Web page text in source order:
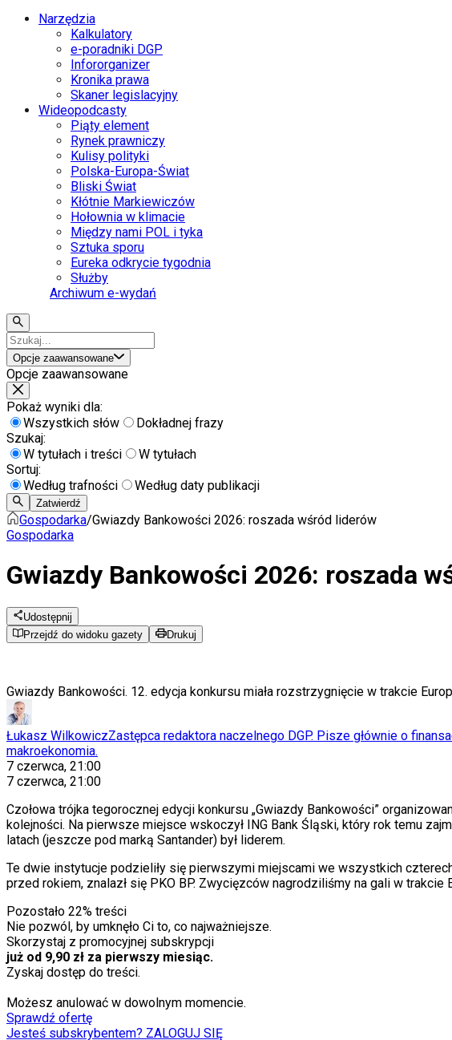
Narzędzia
Kalkulatory
e-poradniki DGP
Infororganizer
Kronika prawa
Skaner legislacyjny
Wideopodcasty
Piąty element
Rynek prawniczy
Kulisy polityki
Polska-Europa-Świat
Bliski Świat
Kłótnie Markiewiczów
Hołownia w klimacie
Między nami POL i tyka
Sztuka sporu
Eureka odkrycie tygodnia
Służby
Archiwum e-wydań
Opcje zaawansowane
Opcje zaawansowane
Pokaż wyniki dla:
Wszystkich słów
Dokładnej frazy
Szukaj:
W tytułach i treści
W tytułach
Sortuj:
Według trafności
Według daty publikacji
Zatwierdź
Gospodarka/Gwiazdy Bankowości 2026: roszada wśród liderów
Gospodarka
Gwiazdy Bankowości 2026: roszada
Udostępnij
Przejdź do widoku gazety
Drukuj
Gwiazdy Bankowości. 12. edycja konkursu miała rozstrzygnięcie w trakcie
Łukasz WilkowiczZastępca redaktora naczelnego DGP. Pisze głównie o
makroekonomia.
7 czerwca, 21:00
7 czerwca, 21:00
Czołowa trójka tegorocznej edycji konkursu „Gwiazdy Bankowości”
kolejności. Na pierwsze miejsce wskoczył ING Bank Śląski, który rok temu
latach (jeszcze pod marką Santander) był liderem.
Te dwie instytucje podzieliły się pierwszymi miejscami we wszystkich
przed rokiem, znalazł się PKO BP. Zwycięzców nagrodziliśmy na gali w
Pozostało 22% treści
Nie pozwól, by umknęło Ci to, co najważniejsze.
Skorzystaj z promocyjnej subskrypcji
już od 9,90 zł za pierwszy miesiąc.
Zyskaj dostęp do treści.
Możesz anulować w dowolnym momencie.
Sprawdź ofertę
Jesteś subskrybentem? ZALOGUJ SIĘ